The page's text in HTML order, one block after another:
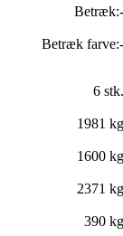
Betræk:-
Betræk farve:-
6 stk.
1981 kg
1600 kg
2371 kg
390 kg